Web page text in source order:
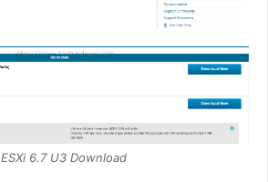
ESXi 6.7 U3 Download